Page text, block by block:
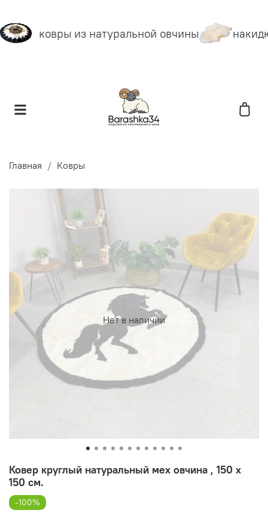
ковры из натуральной овчины
Главная Ковры
Нет в наличии
Ковер круглый натуральный мех овчина , 150 х
150 см.
-100%